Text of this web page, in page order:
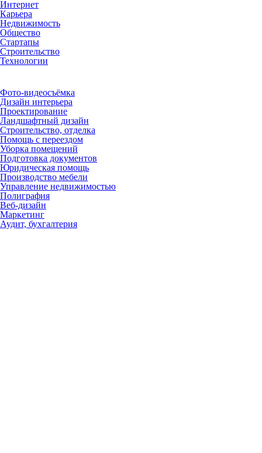
Интернет
Карьера
Недвижимость
Общество
Стартапы
Строительство
Технологии
Фото-видеосъёмка
Дизайн интерьера
Проектирование
Ландшафтный дизайн
Строительство, отделка
Помощь с переездом
Уборка помещений
Подготовка документов
Юридическая помощь
Производство мебели
Управление недвижимостью
Полиграфия
Веб-дизайн
Маркетинг
Аудит, бухгалтерия